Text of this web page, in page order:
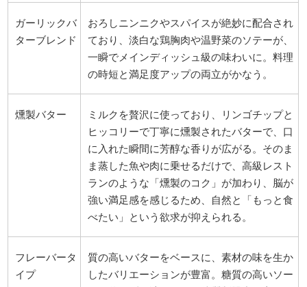
ガーリックバ
ターブレンド
おろしニンニクやスパイスが絶妙に配合され
ており、淡白な鶏胸肉や温野菜のソテーが、
一瞬でメインディッシュ級の味わいに。料理
の時短と満足度アップの両立がかなう。
燻製バター
ミルクを贅沢に使っており、リンゴチップと
ヒッコリーで丁寧に燻製されたバターで、口
に入れた瞬間に芳醇な香りが広がる。そのま
ま蒸した魚や肉に乗せるだけで、高級レスト
ランのような「燻製のコク」が加わり、脳が
強い満足感を感じるため、自然と「もっと食
べたい」という欲求が抑えられる。
フレーバータ
イプ
質の高いバターをベースに、素材の味を生か
したバリエーションが豊富。糖質の高いソー